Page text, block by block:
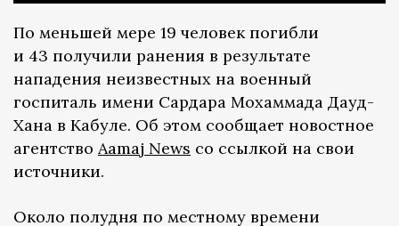
По меньшей мере 19 человек погибли
и 43 получили ранения в результате
нападения неизвестных на военный
госпиталь имени Сардара Мохаммада Дауд-
Хана в Кабуле. Об этом сообщает новостное
агентство Aamaj News со ссылкой на свои
источники.
Около полудня по местному времени